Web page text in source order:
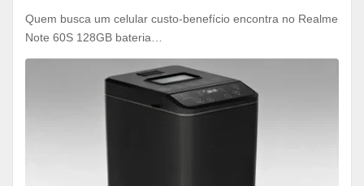
Quem busca um celular custo-benefício encontra no Realme
Note 60S 128GB bateria…